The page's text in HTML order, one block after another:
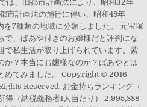
は、旧都市計画法により、昭和32年
市計画法の施行に伴い、昭和48年
を7種類の地域に分類しました。 元宝塚
で、ばあや付きのお嬢様だと評判にな
で私生活が取り上げられています。紫
か？本当にお嬢様なのか？ばあやとは
めてみました。 Copyright © 2016-
Reserved. お金持ちランキング（
得（納税義務者1人当たり） 2,995,888